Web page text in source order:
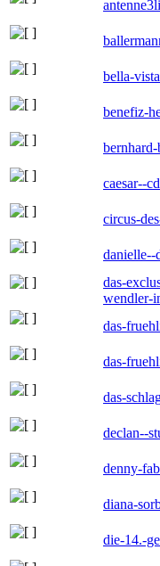
bella-
benefiz-
caesar--
circus-
danielle--
das-
wendler-
das-
das-
das-
declan--
denny-
diana-
die-14.-